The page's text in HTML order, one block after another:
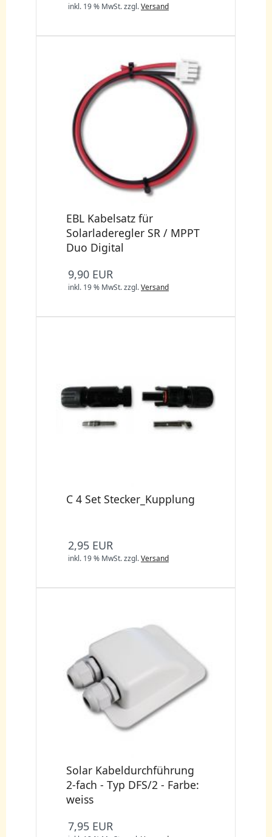
inkl. 19 % MwSt.zzgl.Versand
EBL Kabelsatz für
Solarladeregler SR / MPPT
Duo Digital
9,90 EUR
inkl. 19 % MwSt.zzgl.Versand
C 4 Set Stecker_Kupplung
2,95 EUR
inkl. 19 % MwSt.zzgl.Versand
Solar Kabeldurchführung
2-fach - Typ DFS/2 - Farbe:
weiss
7,95 EUR